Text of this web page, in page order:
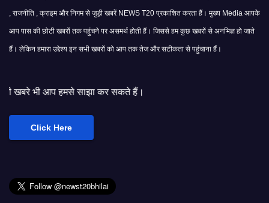
, राजनीति , क्राइम और निगम से जुड़ी खबरें NEWS T20 प्रकाशित करता हैं। मुख्य Media आपके
आप पास की छोटी खबरों तक पहुंचने पर असमर्थ होती हैं। जिससे हम कुछ खबरों से अनभिज्ञ हो जाते
हैं। लेकिन हमारा उद्देश्य इन सभी खबरों को आप तक तेज और सटीकता से पहुंचाना हैं।
साझा कर सकते हैं।
Click Here